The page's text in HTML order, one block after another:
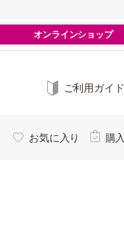
オンラインショップ
ご利用ガイド
お気に入り 購